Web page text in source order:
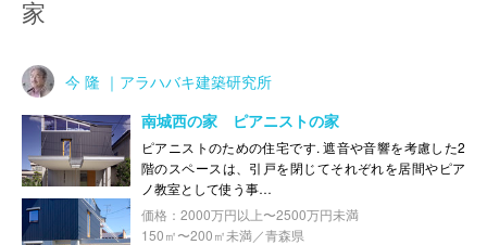
家
今 隆 ｜アラハバキ建築研究所
南城西の家 ピアニストの家
ピアニストのための住宅です. 遮音や音響を考慮した2
階のスペースは、引戸を閉じてそれぞれを居間やピア
ノ教室として使う事…
価格：2000万円以上〜2500万円未満
150㎡〜200㎡未満／青森県